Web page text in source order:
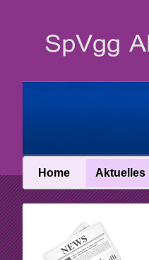
Home Aktuelles
News
News-Archiv